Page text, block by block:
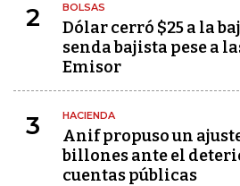
2 BOLSAS
Dólar cerró $25 a la
senda bajista pese a
Emisor
3 HACIENDA
Anif propuso un
billones ante el
cuentas públicas